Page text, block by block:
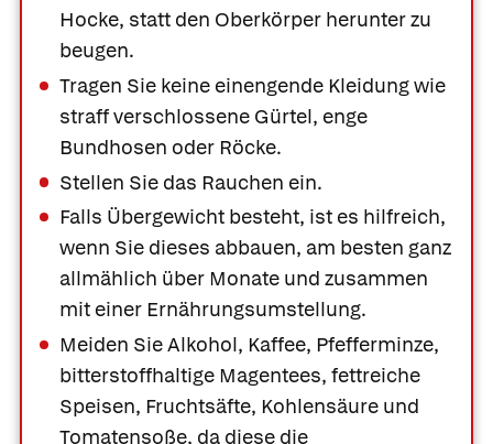
Hocke, statt den Oberkörper herunter zu
beugen.
Tragen Sie keine einengende Kleidung wie
straff verschlossene Gürtel, enge
Bundhosen oder Röcke.
Stellen Sie das Rauchen ein.
Falls Übergewicht besteht, ist es hilfreich,
wenn Sie dieses abbauen, am besten ganz
allmählich über Monate und zusammen
mit einer Ernährungsumstellung.
Meiden Sie Alkohol, Kaffee, Pfefferminze,
bitterstoffhaltige Magentees, fettreiche
Speisen, Fruchtsäfte, Kohlensäure und
Tomatensoße, da diese die
Was Ihre Apotheke
empfiehlt
Apotheken in
Ihrer Nähe